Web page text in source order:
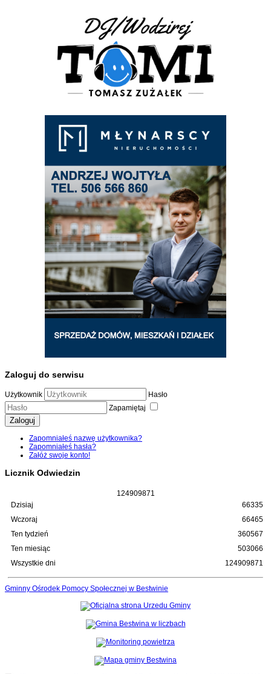
Zaloguj do serwisu
Użytkownik
Hasło
Zapamiętaj
Zaloguj
Zapomniałeś nazwę użytkownika?
Zapomniałeś hasła?
Załóż swoje konto!
Licznik Odwiedzin
124909871
Dzisiaj
Wczoraj
Ten tydzień
Ten miesiąc
Wszystkie dni
66335
66465
360567
503066
124909871
Gminny Ośrodek Pomocy Społecznej w Bestwinie